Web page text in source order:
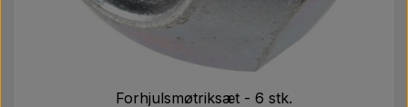
Forhjulsmøtriksæt - 6 stk.